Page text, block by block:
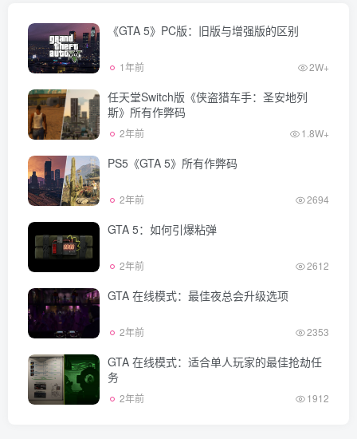
《GTA 5》PC版：旧版与增强版的区别
1年前 2W+
任天堂Switch版《侠盗猎车手：圣安地列
斯》所有作弊码
2年前 1.8W+
PS5《GTA 5》所有作弊码
2年前 2694
GTA 5：如何引爆粘弹
2年前 2612
GTA 在线模式：最佳夜总会升级选项
2年前 2353
GTA 在线模式：适合单人玩家的最佳抢劫任
务
2年前 1912